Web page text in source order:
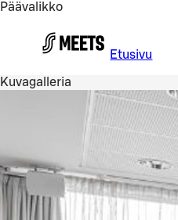
Päävalikko
Etusivu
Kuvagalleria